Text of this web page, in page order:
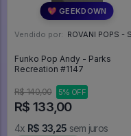
💖 GEEKDOWN
Vendido por: ROVANI POPS -
Funko Pop Andy - Parks
Recreation #1147
R$ 140,00 5% OFF
R$ 133,00
4x R$ 33,25 sem juros